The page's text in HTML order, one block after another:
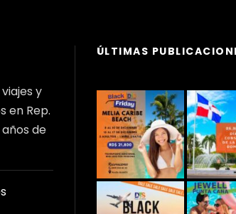
y
en Rep.
años de
ÚLTIMAS